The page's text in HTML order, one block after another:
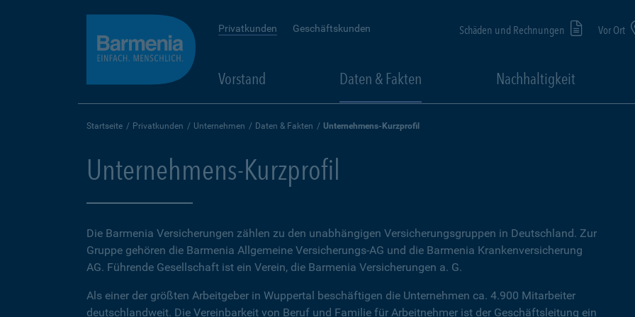
Privatkunden Geschäftskunden Schäden und Rechnungen Vor Ort
Vorstand Daten & Fakten Nachhaltigkeit
Startseite Privatkunden Unternehmen Daten & Fakten Unternehmens-Kurzprofil
Unternehmens-Kurzprofil
Die Barmenia Versicherungen zählen zu den unabhängigen Versicherungsgruppen in Deutschland. Zur
Gruppe gehören die Barmenia Allgemeine Versicherungs-AG und die Barmenia Krankenversicherung
AG. Führende Gesellschaft ist ein Verein, die Barmenia Versicherungen a. G.
Als einer der größten Arbeitgeber in Wuppertal beschäftigen die Unternehmen ca. 4.900 Mitarbeiter
deutschlandweit. Die Vereinbarkeit von Beruf und Familie für Arbeitnehmer ist der Geschäftsleitung ein